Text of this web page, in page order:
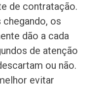
de contratação.
os
dão a cada
de atenção
ou não.
evitar